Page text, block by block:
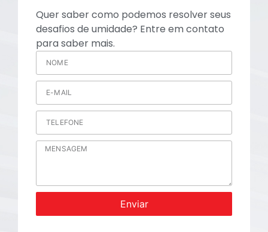
Quer saber como podemos resolver seus
desafios de umidade? Entre em contato
para saber mais.
Enviar